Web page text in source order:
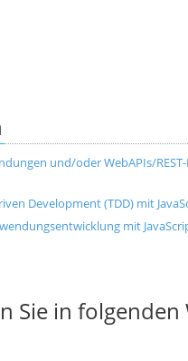
und/oder WebAPIs/
Development (TDD) mit
mit
Sie in